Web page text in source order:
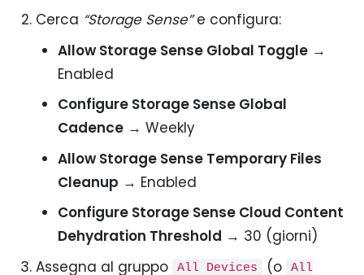
Cerca “Storage Sense”e configura:
Allow Storage Sense Global Toggle →
Enabled
Configure Storage Sense Global
Cadence → Weekly
Allow Storage Sense Temporary Files
Cleanup → Enabled
Configure Storage Sense Cloud Content
Dehydration Threshold → 30 (giorni)
Assegna al gruppo
All Devices (o
All